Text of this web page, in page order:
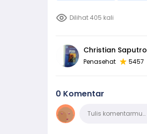
Dilihat 405 kali
Christian Saputro
Penasehat 5457
0 Komentar
KomentarTulis komentarmu…